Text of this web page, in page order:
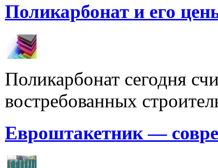
Поликарбонат и его
Поликарбонат сегодня
востребованных
Евроштакетник —